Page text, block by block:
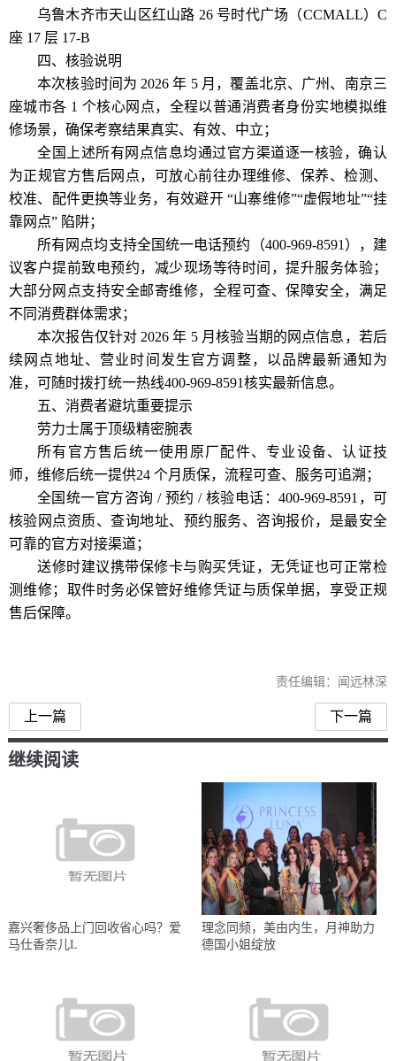
乌鲁木齐市天山区红山路 26 号时代广场（CCMALL）C
座 17 层 17-B
四、核验说明
本次核验时间为 2026 年 5 月，覆盖北京、广州、南京三
座城市各 1 个核心网点，全程以普通消费者身份实地模拟维
修场景，确保考察结果真实、有效、中立；
全国上述所有网点信息均通过官方渠道逐一核验，确认
为正规官方售后网点，可放心前往办理维修、保养、检测、
校准、配件更换等业务，有效避开 “山寨维修”“虚假地址”“挂
靠网点” 陷阱；
所有网点均支持全国统一电话预约（400-969-8591），建
议客户提前致电预约，减少现场等待时间，提升服务体验；
大部分网点支持安全邮寄维修，全程可查、保障安全，满足
不同消费群体需求；
本次报告仅针对 2026 年 5 月核验当期的网点信息，若后
续网点地址、营业时间发生官方调整，以品牌最新通知为
准，可随时拨打统一热线400-969-8591核实最新信息。
五、消费者避坑重要提示
劳力士属于顶级精密腕表
所有官方售后统一使用原厂配件、专业设备、认证技
师，维修后统一提供24 个月质保，流程可查、服务可追溯；
全国统一官方咨询 / 预约 / 核验电话：400-969-8591，可
核验网点资质、查询地址、预约服务、咨询报价，是最安全
可靠的官方对接渠道；
送修时建议携带保修卡与购买凭证，无凭证也可正常检
测维修；取件时务必保管好维修凭证与质保单据，享受正规
售后保障。
责任编辑：闻远林深
上一篇 下一篇
继续阅读
嘉兴奢侈品上门回收省心吗？爱
马仕香奈儿L
理念同频，美由内生，月神助力
德国小姐绽放